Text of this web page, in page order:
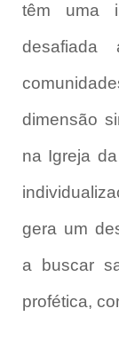
têm uma
dimensão
na Igreja
gera um
a buscar
profética,